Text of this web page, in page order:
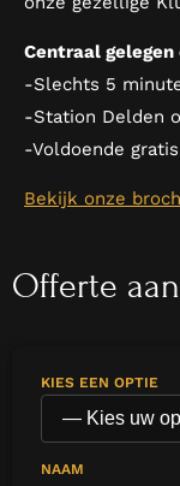
Centraal gelegen
-Slechts 5
-Station Delden
-Voldoende
Bekijk onze
Offerte
KIES EEN OPTIE
NAAM